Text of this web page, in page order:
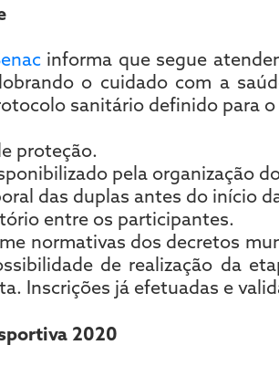
informa que segue
o cuidado com a
sanitário definido para
proteção.
pela organização
das duplas antes do início
entre os participantes.
normativas dos decretos
de realização da
Inscrições já efetuadas e
2020